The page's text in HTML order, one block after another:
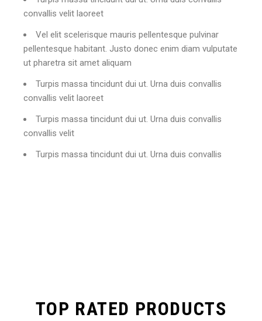
convallis velit laoreet
Vel elit scelerisque mauris pellentesque pulvinar
pellentesque habitant. Justo donec enim diam vulputate
ut pharetra sit amet aliquam
Turpis massa tincidunt dui ut. Urna duis convallis
convallis velit laoreet
Turpis massa tincidunt dui ut. Urna duis convallis
convallis velit
Turpis massa tincidunt dui ut. Urna duis convallis
TOP RATED PRODUCTS